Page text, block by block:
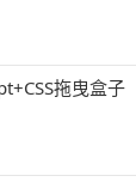
拖曳盒子